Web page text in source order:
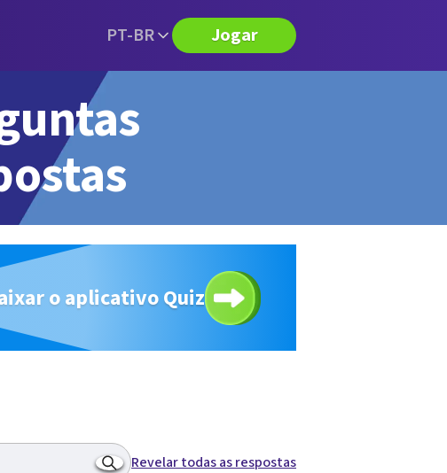
PT-BR Jogar
o aplicativo Quiz
Revelar todas as respostas